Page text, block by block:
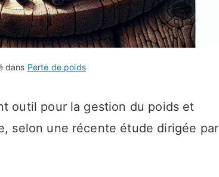
dans Perte de poids
outil pour la gestion du poids et
selon une récente étude dirigée par